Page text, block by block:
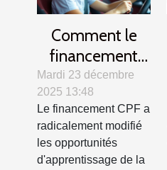
Comment le
financement
CPF peut
transformer
l'accès à
l'apprentissage
de la conduite ?
Mardi 23 décembre
2025 13:48
Le financement CPF a
radicalement modifié
les opportunités
d'apprentissage de la